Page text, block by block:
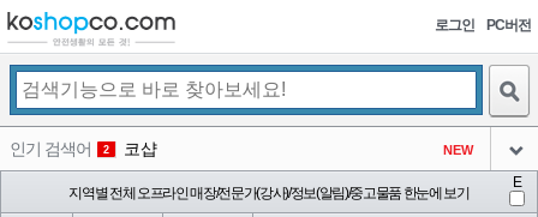
로그인 PC버전
인기 검색어 2 코샵 NEW
3 1'||DBMS_PIPE.RECEIVE_MESSAGE(CHR(98)||CHR(98)||CHR(98),15)||'
아이콘
지역별 전체 오프라인 매장/전문가(강사)/정보(알림)/중고물품 한눈에 보기
E